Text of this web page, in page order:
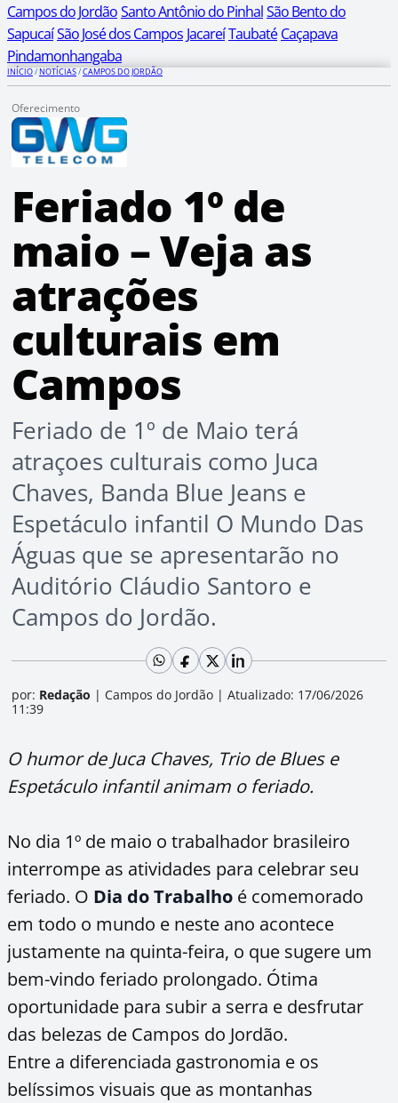
Campos do JordãoSanto Antônio do PinhalSão Bento do
SapucaíSão José dos Campos JacareíTaubaté Caçapava
Pindamonhangaba
INÍCIO/NOTÍCIAS/CAMPOS DO JORDÃO
Oferecimento
Feriado 1º de
maio – Veja as
atrações
culturais em
Campos
Feriado de 1º de Maio terá
atraçoes culturais como Juca
Chaves, Banda Blue Jeans e
Espetáculo infantil O Mundo Das
Águas que se apresentarão no
Auditório Cláudio Santoro e
Campos do Jordão.
por: Redação | Campos do Jordão | Atualizado: 17/06/2026
11:39
O humor de Juca Chaves, Trio de Blues e
Espetáculo infantil animam o feriado.
No dia 1º de maio o trabalhador brasileiro
interrompe as atividades para celebrar seu
feriado. O Dia do Trabalho é comemorado
em todo o mundo e neste ano acontece
justamente na quinta-feira, o que sugere um
bem-vindo feriado prolongado. Ótima
oportunidade para subir a serra e desfrutar
das belezas de Campos do Jordão.
Entre a diferenciada gastronomia e os
belíssimos visuais que as montanhas